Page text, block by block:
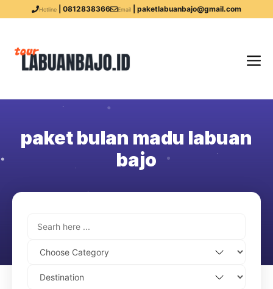
Hotline | 0812838366 Email | paketlabuanbajo@gmail.com
paket bulan madu labuan
bajo